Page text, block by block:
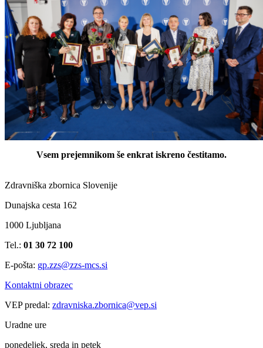
Vsem prejemnikom še enkrat iskreno čestitamo.
Zdravniška zbornica Slovenije
Dunajska cesta 162
1000 Ljubljana
Tel.: 01 30 72 100
E-pošta: gp.zzs@zzs-mcs.si
Kontaktni obrazec
VEP predal: zdravniska.zbornica@vep.si
Uradne ure
ponedeljek, sreda in petek